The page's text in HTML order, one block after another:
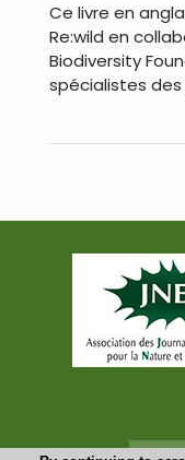
Ce livre en
Re:wild en
Biodiversity
spécialistes